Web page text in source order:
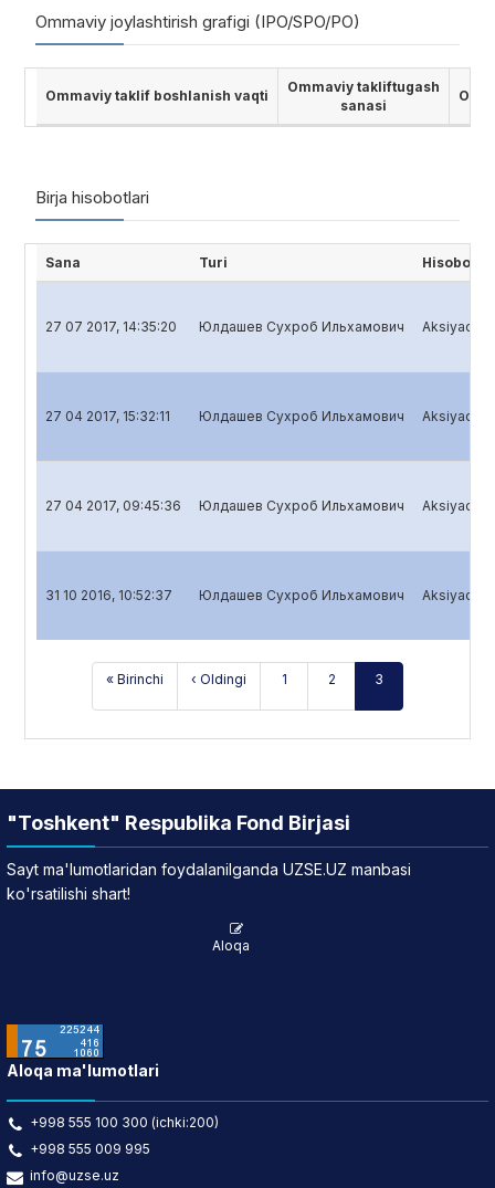
Ommaviy joylashtirish grafigi (IPO/SPO/PO)
Ommaviy taklif boshlanish vaqti
Ommaviy takliftugash
sanasi
Birja hisobotlari
Sana Turi Hisobot
27 07 2017, 14:35:20 Юлдашев Сухроб Ильхамович
27 04 2017, 15:32:11 Юлдашев Сухроб Ильхамович
27 04 2017, 09:45:36 Юлдашев Сухроб Ильхамович
31 10 2016, 10:52:37 Юлдашев Сухроб Ильхамович
« Birinchi ‹ Oldingi 1 2 3
"Toshkent" Respublika Fond Birjasi
Sayt ma'lumotlaridan foydalanilganda UZSE.UZ manbasi
ko'rsatilishi shart!
Aloqa
Aloqa ma'lumotlari
+998 555 100 300 (ichki:200)
+998 555 009 995
info@uzse.uz